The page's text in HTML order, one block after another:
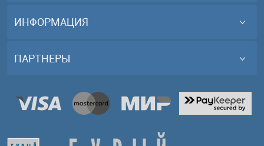
ИНФОРМАЦИЯ
ПАРТНЕРЫ